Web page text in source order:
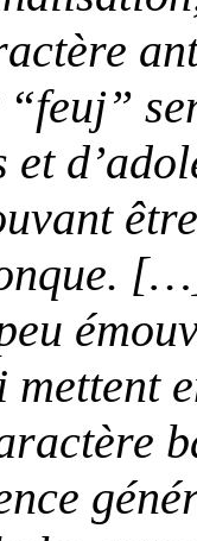
et
mettent